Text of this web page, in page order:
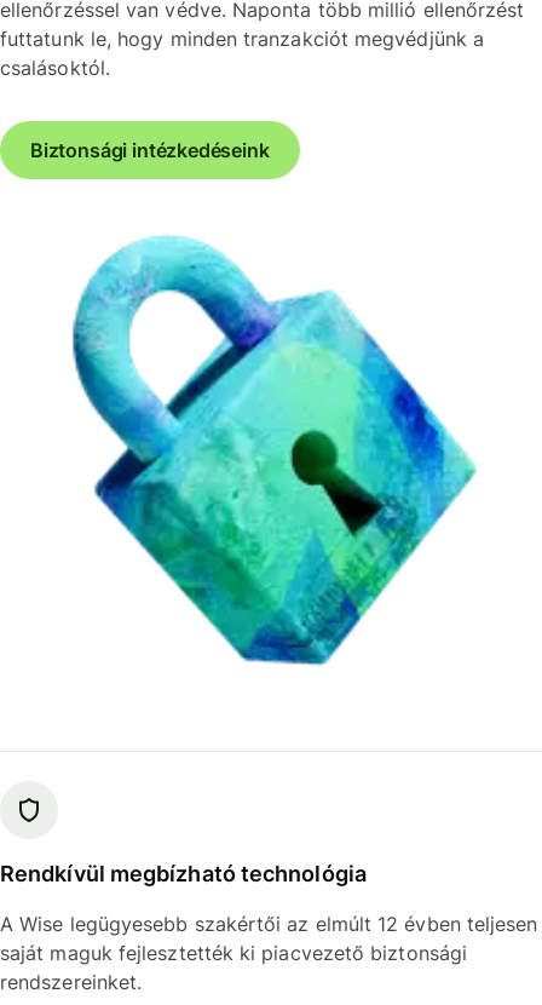
ellenőrzéssel van védve. Naponta több millió ellenőrzést
futtatunk le, hogy minden tranzakciót megvédjünk a
csalásoktól.
Biztonsági intézkedéseink
Rendkívül megbízható technológia
A Wise legügyesebb szakértői az elmúlt 12 évben teljesen
saját maguk fejlesztették ki piacvezető biztonsági
rendszereinket.